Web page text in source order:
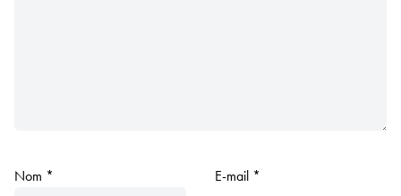
Nom * E-mail *